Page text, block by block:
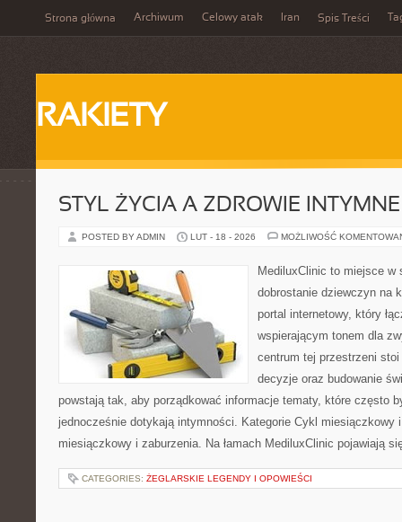
Strona główna Archiwum Celowy atak Iran Spis Treści
RAKIETY
STYL ŻYCIA A ZDROWIE INTYMNE
POSTED BY ADMIN LUT - 18 - 2026 MOŻLIWOŚĆ
MediluxClinic to miejsce
dobrostanie dziewczyn na
portal internetowy, który
wspierającym tonem dla
centrum tej przestrzeni
decyzje oraz budowanie
powstają tak, aby porządkować informacje tematy, które często
jednocześnie dotykają intymności. Kategorie Cykl miesiączkowy
miesiączkowy i zaburzenia. Na łamach MediluxClinic pojawiają
CATEGORIES: ŻEGLARSKIE LEGENDY I OPOWIEŚCI